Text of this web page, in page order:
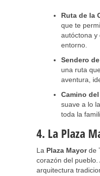
Ruta de la
que te
autóctona y
entorno.
Sendero
una ruta
aventura,
Camino
suave a lo
toda la
4. La Plaza
La Plaza Mayorde
corazón del
arquitectura